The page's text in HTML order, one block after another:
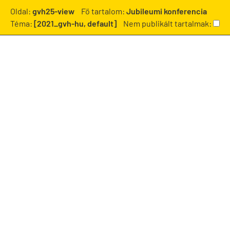
Oldal: gvh25-view Fő tartalom: Jubileumi konferencia
Téma: [2021_gvh-hu, default] Nem publikált tartalmak: